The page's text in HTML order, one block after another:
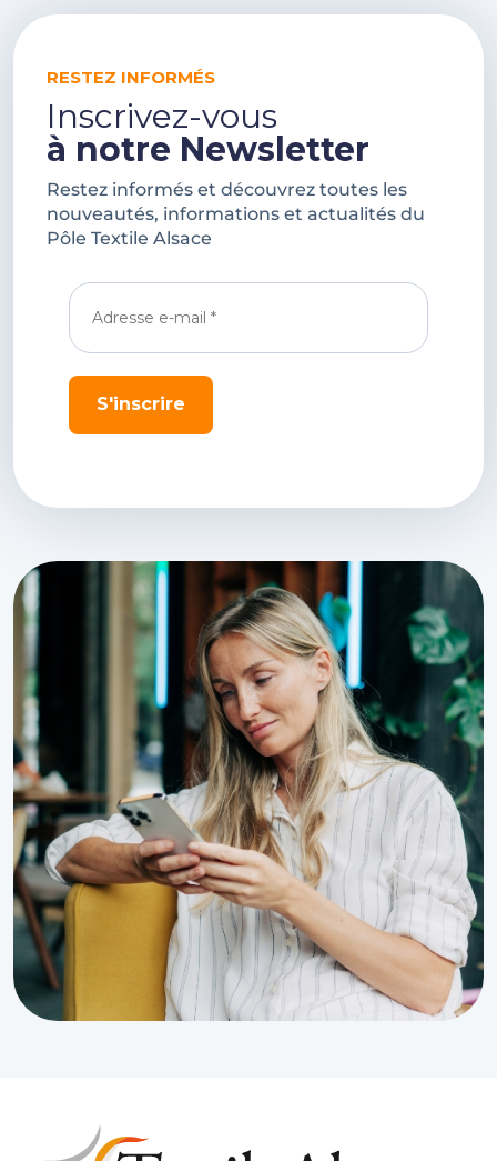
RESTEZ INFORMÉS
Inscrivez-vous
à notre Newsletter
Restez informés et découvrez toutes les
nouveautés, informations et actualités du
Pôle Textile Alsace